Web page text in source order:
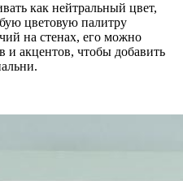
как нейтральный цвет,
цветовую палитру
на стенах, его можно
и акцентов, чтобы добавить